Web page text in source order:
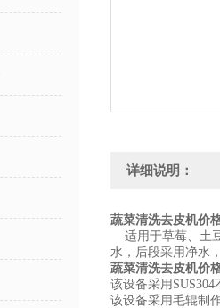
详细说明：
蔬菜清洗去皮机价
适用于草莓、土
水，后段采用净水
蔬菜清洗去皮机价
该设备采用
该设备采用毛辊制